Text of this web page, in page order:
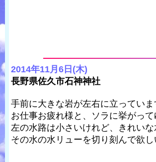
2014年11月6日(木)
長野県佐久市石神神社
手前に大きな岩が左右に立っていま
お仕事お疲れ様と、ソラに挙がっ
左の水路は小さいけれど、きれい
その水の水リューを切り刻んで欲し